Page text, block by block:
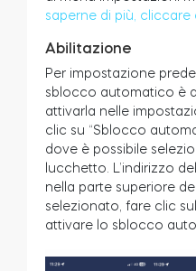
saperne di più, cliccare
Abilitazione
Per impostazione
sblocco automatico è
attivarla nelle
clic su “Sblocco
dove è possibile
lucchetto. L’indirizzo
nella parte superiore
selezionato, fare clic
attivare lo sblocco